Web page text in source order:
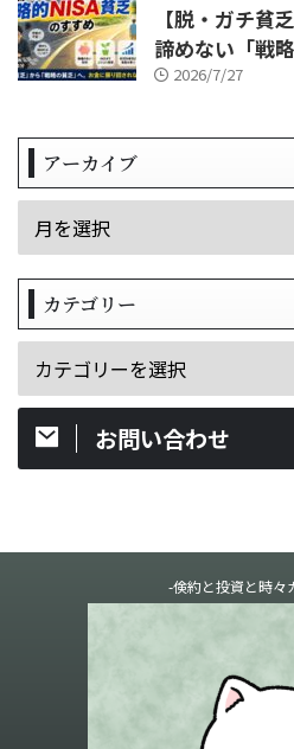
【脱・ガチ貧
諦めない「戦
2026/7/27
アーカイブ
カテゴリー
お問い合わせ
-倹約と投資と時々